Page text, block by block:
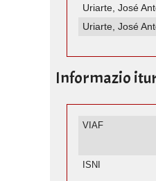
Uriarte, José
Uriarte, José
Informazio
VIAF
ISNI